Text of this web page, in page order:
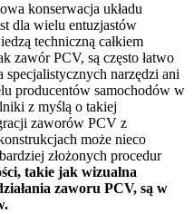
konserwacja układu
dla wielu entuzjastów
techniczną całkiem
zawór PCV, są często łatwo
narzędzi ani
producentów samochodów w
z myślą o takiej
zaworów PCV z
może nieco
złożonych procedur
takie jak wizualna
zaworu PCV, są w